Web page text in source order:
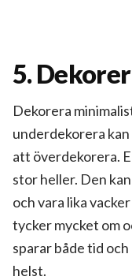
5.
Dekorera
underdekorera
att överdekorera.
stor heller. Den
och vara lika
tycker mycket om
sparar både tid
helst.